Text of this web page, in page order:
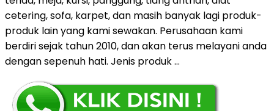
cetering, sofa, karpet, dan masih banyak lagi produk-
produk lain yang kami sewakan. Perusahaan kami
berdiri sejak tahun 2010, dan akan terus melayani anda
dengan sepenuh hati. Jenis produk …